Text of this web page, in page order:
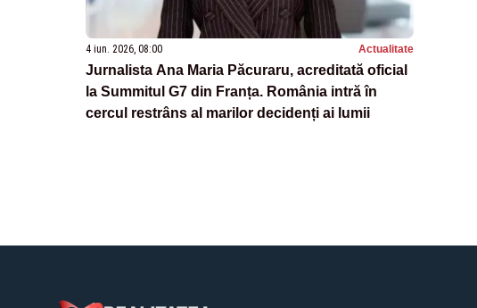
4 iun. 2026, 08:00 Actualitate
Jurnalista Ana Maria Păcuraru, acreditată oficial
la Summitul G7 din Franța. România intră în
cercul restrâns al marilor decidenți ai lumii